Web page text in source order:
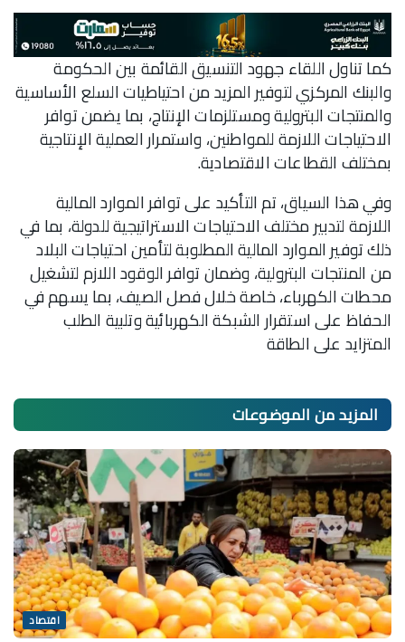
كما تناول اللقاء جهود التنسيق القائمة بين الحكومة
والبنك المركزي لتوفير المزيد من احتياطيات السلع الأساسية
والمنتجات البترولية ومستلزمات الإنتاج، بما يضمن توافر
الاحتياجات اللازمة للمواطنين، واستمرار العملية الإنتاجية
بمختلف القطاعات الاقتصادية.
وفي هذا السياق، تم التأكيد على توافر الموارد المالية
اللازمة لتدبير مختلف الاحتياجات الاستراتيجية للدولة، بما في
ذلك توفير الموارد المالية المطلوبة لتأمين احتياجات البلاد
من المنتجات البترولية، وضمان توافر الوقود اللازم لتشغيل
محطات الكهرباء، خاصة خلال فصل الصيف، بما يسهم في
الحفاظ على استقرار الشبكة الكهربائية وتلبية الطلب
المتزايد على الطاقة
المزيد منالموضوعات
اقتصاد